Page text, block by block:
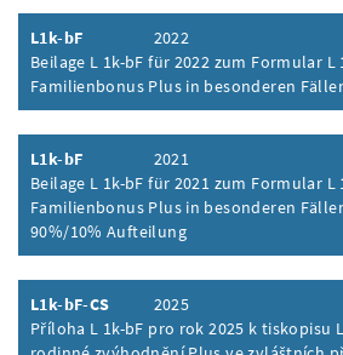
L1k-bF
2022
Beilage L 1k-bF für 2022 zum Formular L
Familienbonus Plus in besonderen
Inhalt aufklappen
L1k-bF
2021
Beilage L 1k-bF für 2021 zum Formular L
Familienbonus Plus in besonderen
90%/10% Aufteilung
Inhalt aufklappen
L1k-bF-CS
2025
Příloha L 1k-bF pro rok 2025 k tiskopisu